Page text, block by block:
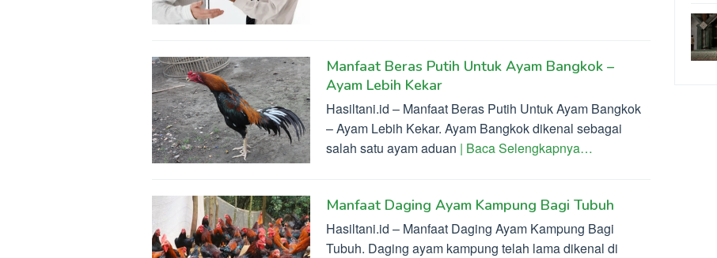
Manfaat Beras Putih Untuk Ayam Bangkok –
Ayam Lebih Kekar
Hasiltani.id – Manfaat Beras Putih Untuk Ayam Bangkok
– Ayam Lebih Kekar. Ayam Bangkok dikenal sebagai
salah satu ayam aduan | Baca Selengkapnya…
Manfaat Daging Ayam Kampung Bagi Tubuh
Hasiltani.id – Manfaat Daging Ayam Kampung Bagi
Tubuh. Daging ayam kampung telah lama dikenal di